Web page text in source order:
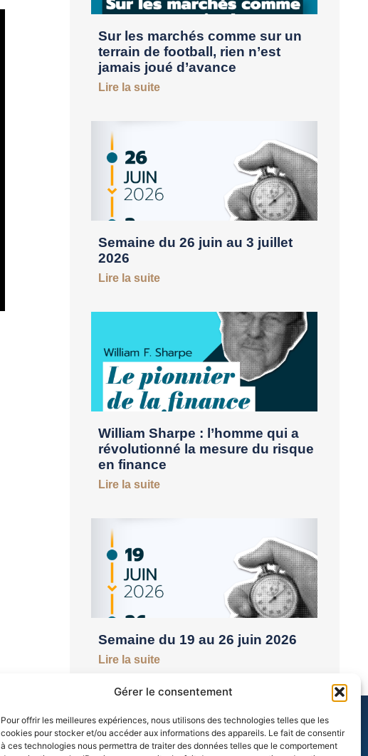
Gérer le consentement
Pour offrir les meilleures expériences, nous utilisons des technologies telles que les
cookies pour stocker et/ou accéder aux informations des appareils. Le fait de consentir
à ces technologies nous permettra de traiter des données telles que le comportement
Sur les marchés comme sur un
terrain de football, rien n’est
jamais joué d’avance
Lire la suite
Semaine du 26 juin au 3 juillet
2026
Lire la suite
William Sharpe : l’homme qui a
révolutionné la mesure du risque
en finance
Lire la suite
Semaine du 19 au 26 juin 2026
Lire la suite